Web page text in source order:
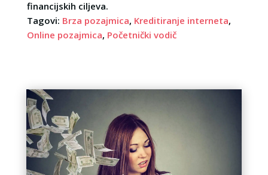
financijskih ciljeva.
Tagovi: Brza pozajmica, Kreditiranje interneta,
Online pozajmica, Početnički vodič